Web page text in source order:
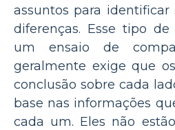
assuntos para identificar
diferenças. Esse tipo
um ensaio de
geralmente exige que
conclusão sobre cada
base nas informações
cada um. Eles não